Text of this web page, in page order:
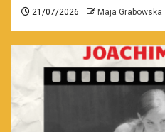
21/07/2026 Maja Grabowska